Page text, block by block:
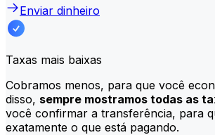
Enviar dinheiro
Taxas mais baixas
Cobramos menos, para que você
disso, sempre mostramos todas as
você confirmar a transferência, para
exatamente o que está pagando.